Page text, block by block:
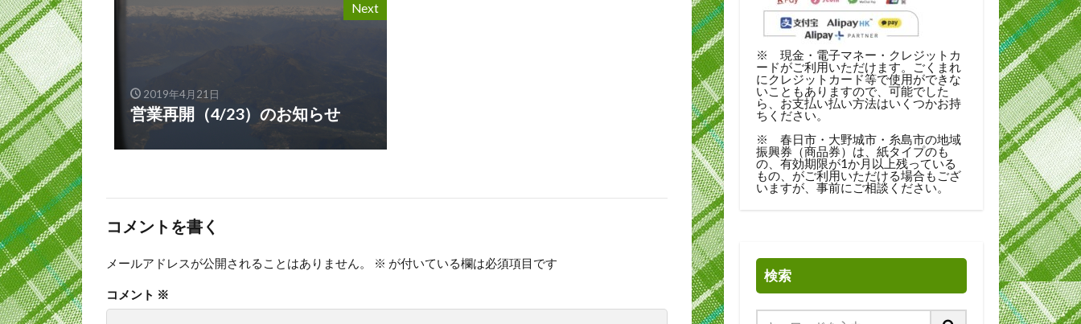
Next
2019年4月21日
営業再開（4/23）のお知らせ
コメントを書く
メールアドレスが公開されることはありません。 ※ が付いている欄は必須項目です
コメント ※
※ 現金・電子マネー・クレジットカ
ードがご利用いただけます。ごくまれ
にクレジットカード等で使用ができな
いこともありますので、可能でした
ら、お支払い払い方法はいくつかお持
ちください。
※ 春日市・大野城市・糸島市の地域
振興券（商品券）は、紙タイプのも
の、有効期限が1か月以上残っている
もの、がご利用いただける場合もござ
いますが、事前にご相談ください。
検索